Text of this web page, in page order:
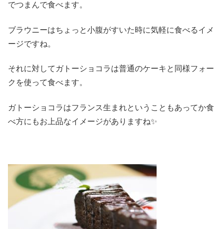
でつまんで食べます。
ブラウニーはちょっと小腹がすいた時に気軽に食べるイメ
ージですね。
それに対してガトーショコラは普通のケーキと同様フォー
クを使って食べます。
ガトーショコラはフランス生まれということもあってか食
べ方にもお上品なイメージがありますね✨